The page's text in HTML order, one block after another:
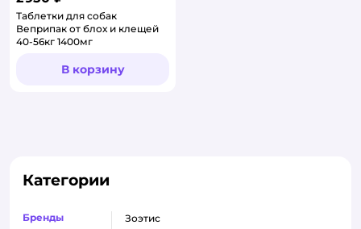
Таблетки для собак
Веприпак от блох и клещей
40-56кг 1400мг
В корзину
Категории
Бренды
Зоэтис